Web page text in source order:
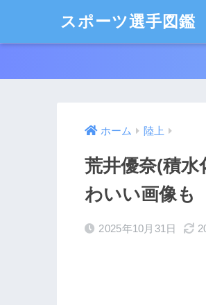
スポーツ選手図鑑
ホーム 陸上
荒井優奈(積
わいい画像も
2025年10月31日